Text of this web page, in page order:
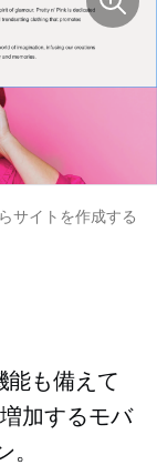
サイトを作成する
能も備えて
増加するモバ
。